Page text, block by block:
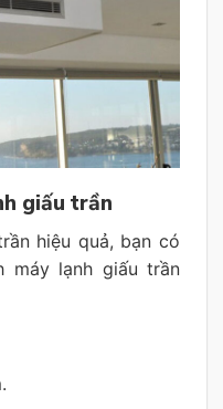
giấu trần
hiệu quả, bạn có
máy lạnh giấu trần